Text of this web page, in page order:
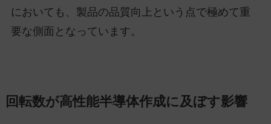
においても、製品の品質向上という点で極めて重
要な側面となっています。
回転数が高性能半導体作成に及ぼす影響